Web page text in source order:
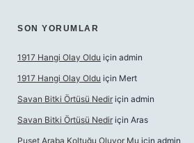
SON YORUMLAR
1917 Hangi Olay Oldu için admin
1917 Hangi Olay Oldu için Mert
Savan Bitki Örtüsü Nedir için admin
Savan Bitki Örtüsü Nedir için Aras
Puset Araba Koltuğu Oluyor Mu için admin